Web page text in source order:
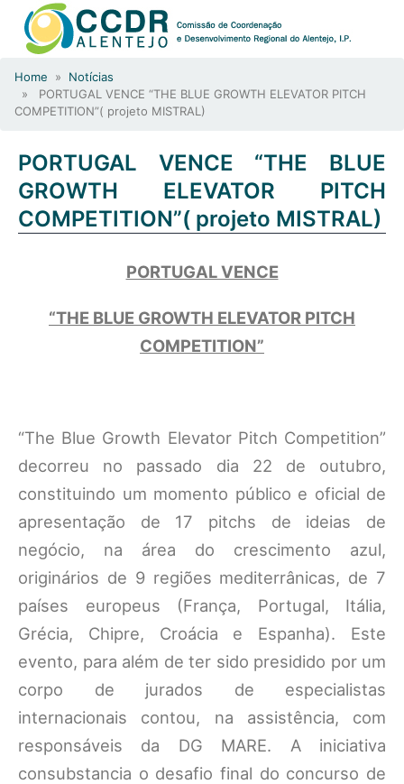
Home » Notícias
» PORTUGAL VENCE “THE BLUE GROWTH ELEVATOR PITCH
COMPETITION”( projeto MISTRAL)
PORTUGAL VENCE “THE BLUE
GROWTH ELEVATOR PITCH
COMPETITION”( projeto MISTRAL)
PORTUGAL VENCE
“THE BLUE GROWTH ELEVATOR PITCH
COMPETITION”
“The Blue Growth Elevator Pitch Competition”
decorreu no passado dia 22 de outubro,
constituindo um momento público e oficial de
apresentação de 17 pitchs de ideias de
negócio, na área do crescimento azul,
originários de 9 regiões mediterrânicas, de 7
países europeus (França, Portugal, Itália,
Grécia, Chipre, Croácia e Espanha). Este
evento, para além de ter sido presidido por um
corpo de jurados de especialistas
internacionais contou, na assistência, com
responsáveis da DG MARE. A iniciativa
consubstancia o desafio final do concurso de